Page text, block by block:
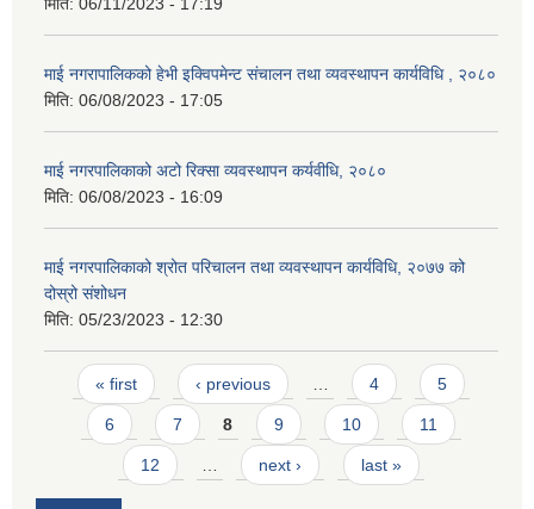
माई नगरापालिकको हेभी इक्विपमेन्ट संचालन तथा व्यवस्थापन कार्यविधि , २०८०
मिति: 06/08/2023 - 17:05
माई नगरपालिकाको अटो रिक्सा व्यवस्थापन कर्यवीधि, २०८०
मिति: 06/08/2023 - 16:09
माई नगरपालिकाको श्रोत परिचालन तथा व्यवस्थापन कार्यविधि, २०७७ को
दोस्रो संशोधन
मिति: 05/23/2023 - 12:30
Pages
« first ‹ previous … 4 5
6 7 8 9 10 11
12 … next › last »